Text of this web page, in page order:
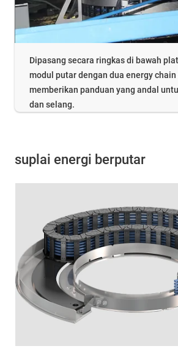
Dipasang secara ringkas di bawah
modul putar dengan dua energy
memberikan panduan yang andal
dan selang.
suplai energi berputar